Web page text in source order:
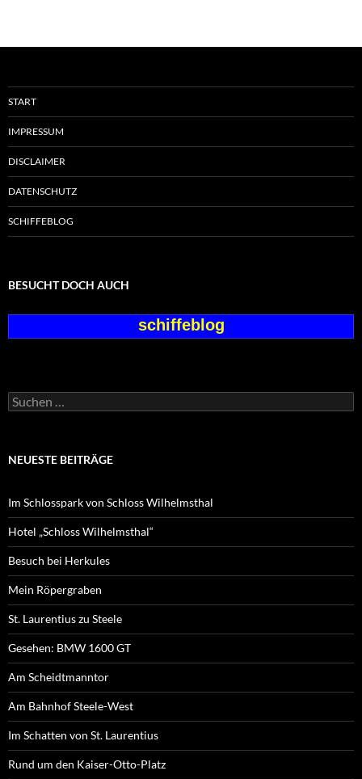
START
IMPRESSUM
DISCLAIMER
DATENSCHUTZ
SCHIFFEBLOG
BESUCHT DOCH AUCH
schiffeblog
Suchen
nach:
NEUESTE BEITRÄGE
Im Schlosspark von Schloss Wilhelmsthal
Hotel „Schloss Wilhelmsthal“
Besuch bei Herkules
Mein Röpergraben
St. Laurentius zu Steele
Gesehen: BMW 1600 GT
Am Scheidtmanntor
Am Bahnhof Steele-West
Im Schatten von St. Laurentius
Rund um den Kaiser-Otto-Platz